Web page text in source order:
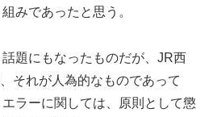
みであったと思う。
題にもなったものだが、JR西
それが人為的なものであって
ラーに関しては、原則として懲